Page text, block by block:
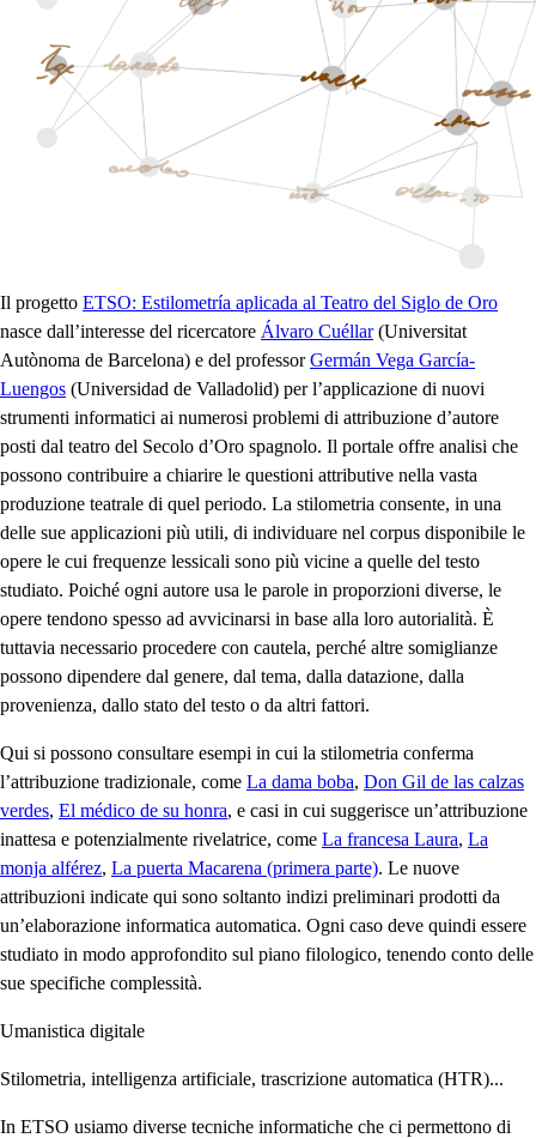
Il progetto ETSO: Estilometría aplicada al Teatro del Siglo de Oro
nasce dall’interesse del ricercatore Álvaro Cuéllar(Universitat
Autònoma de Barcelona) e del professorGermán Vega García-
Luengos (Universidad de Valladolid) per l’applicazione di nuovi
strumenti informatici ai numerosi problemi di attribuzione d’autore
posti dal teatro del Secolo d’Oro spagnolo. Il portale offre analisi che
possono contribuire a chiarire le questioni attributive nella vasta
produzione teatrale di quel periodo. La stilometria consente, in una
delle sue applicazioni più utili, di individuare nel corpus disponibile le
opere le cui frequenze lessicali sono più vicine a quelle del testo
studiato. Poiché ogni autore usa le parole in proporzioni diverse, le
opere tendono spesso ad avvicinarsi in base alla loro autorialità. È
tuttavia necessario procedere con cautela, perché altre somiglianze
possono dipendere dal genere, dal tema, dalla datazione, dalla
provenienza, dallo stato del testo o da altri fattori.
Qui si possono consultare esempi in cui la stilometria conferma
l’attribuzione tradizionale, come La dama boba, Don Gil de las calzas
verdes, El médico de su honra, e casi in cui suggerisce un’attribuzione
inattesa e potenzialmente rivelatrice, come La francesa Laura, La
monja alférez, La puerta Macarena (primera parte). Le nuove
attribuzioni indicate qui sono soltanto indizi preliminari prodotti da
un’elaborazione informatica automatica. Ogni caso deve quindi essere
studiato in modo approfondito sul piano filologico, tenendo conto delle
sue specifiche complessità.
Umanistica digitale
Stilometria, intelligenza artificiale, trascrizione automatica (HTR)...
In ETSO usiamo diverse tecniche informatiche che ci permettono di